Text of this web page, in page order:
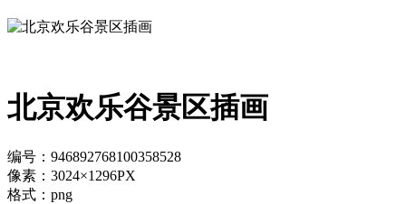
北京欢乐谷景区插画
编号：946892768100358528
像素：3024×1296PX
格式：png